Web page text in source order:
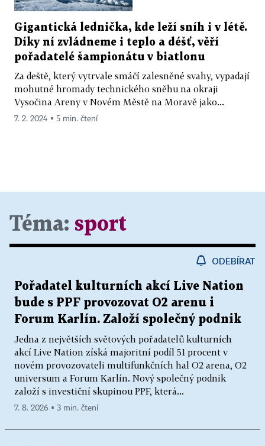
Gigantická lednička, kde leží sníh i v létě.
Díky ní zvládneme i teplo a déšť, věří
pořadatelé šampionátu v biatlonu
Za deště, který vytrvale smáčí zalesněné svahy, vypadají
mohutné hromady technického sněhu na okraji
Vysočina Areny v Novém Městě na Moravě jako...
7. 2. 2024 ▪ 5 min. čtení
Téma: sport
ODEBÍRAT
Pořadatel kulturních akcí Live Nation
bude s PPF provozovat O2 arenu i
Forum Karlín. Založí společný podnik
Jedna z největších světových pořadatelů kulturních
akcí Live Nation získá majoritní podíl 51 procent v
novém provozovateli multifunkčních hal O2 arena, O2
universum a Forum Karlín. Nový společný podnik
založí s investiční skupinou PPF, která...
7. 8. 2026 ▪ 3 min. čtení